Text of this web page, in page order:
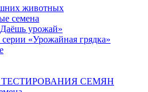
животных
семена
урожай»
«Урожайная грядка»
СЕМЯН